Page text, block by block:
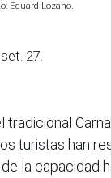
Eduard Lozano.
27.
tradicional
turistas han
la capacidad